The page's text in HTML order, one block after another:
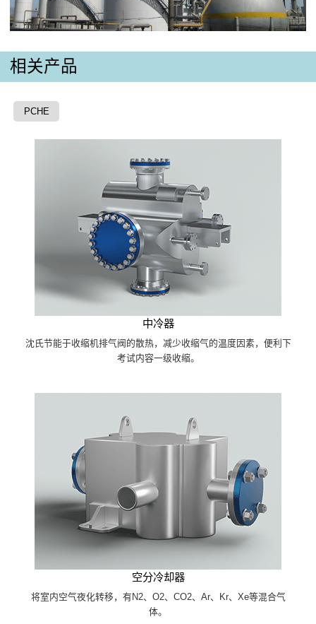
相关产品
PCHE
中冷器
沈氏节能于收缩机排气阀的散热，减少收缩气的温度因素，便利下
考试内容一级收缩。
空分冷却器
将室内空气夜化转移，有N2、O2、CO2、Ar、Kr、Xe等混合气
体。